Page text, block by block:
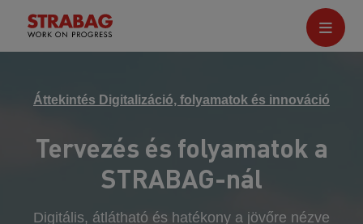
Áttekintés Digitalizáció, folyamatok és innováció
Tervezés és folyamatok a
STRABAG-nál
Digitális, átlátható és hatékony a jövőre nézve